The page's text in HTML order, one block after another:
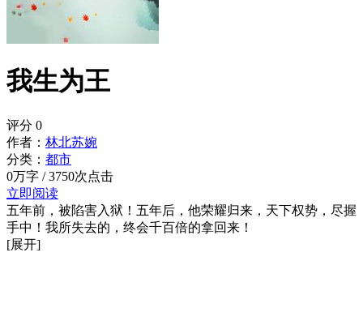
我生为王
评分 0
作者： 林北苏婉
分类： 都市
0万字 / 3750次点击
立即阅读
五年前，被陷害入狱！五年后，他荣耀归来，天下权势，尽握
手中！我所失去的，终会千百倍的拿回来！
[展开]